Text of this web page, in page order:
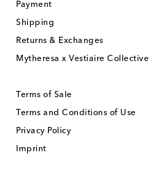
Payment
Shipping
Returns & Exchanges
Mytheresa x Vestiaire Collective
Terms of Sale
Terms and Conditions of Use
Privacy Policy
Imprint